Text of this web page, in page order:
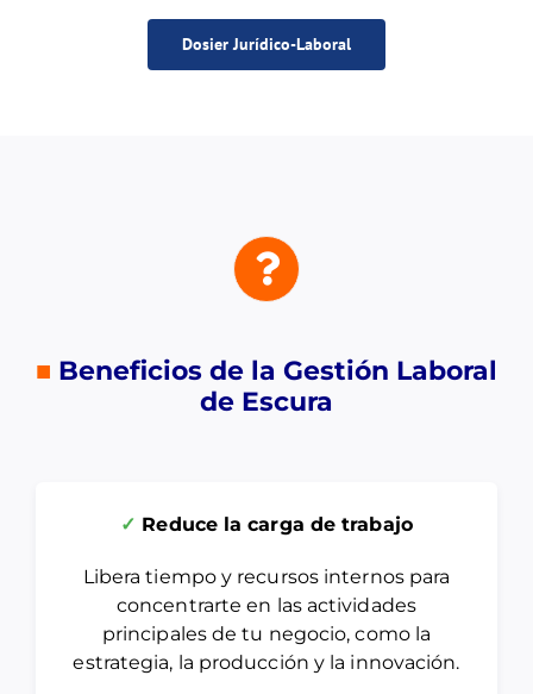
Dosier Jurídico-Laboral
■ Beneficios de la Gestión Laboral
de Escura
✓ Reduce la carga de trabajo
Libera tiempo y recursos internos para
concentrarte en las actividades
principales de tu negocio, como la
estrategia, la producción y la innovación.